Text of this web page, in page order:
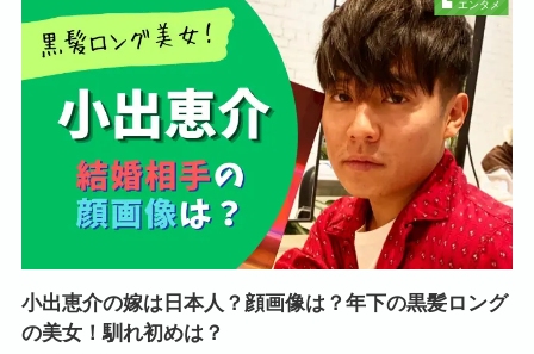
エンタメ
小出恵介の嫁は日本人？顔画像は？年下の黒髪ロング
の美女！馴れ初めは？